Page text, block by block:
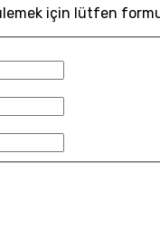
için lütfen